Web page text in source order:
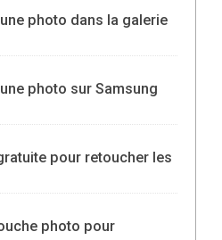
photo dans la galerie
photo sur Samsung
pour retoucher les
photo pour